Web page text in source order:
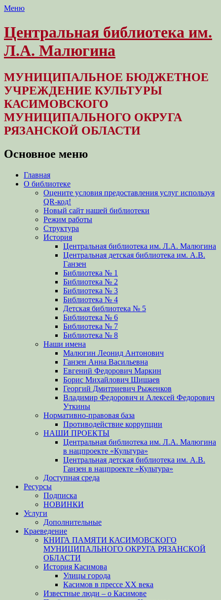
Меню
Центральная библиотека им.
Л.А. Малюгина
МУНИЦИПАЛЬНОЕ БЮДЖЕТНОЕ
УЧРЕЖДЕНИЕ КУЛЬТУРЫ
КАСИМОВСКОГО
МУНИЦИПАЛЬНОГО ОКРУГА
РЯЗАНСКОЙ ОБЛАСТИ
Основное меню
Перейти
содержимому
Главная
О библиотеке
Оцените условия предоставления услуг используя
QR-код!
Новый сайт нашей библиотеки
Режим работы
Структура
История
Центральная библиотека им. Л.А. Малюгина
Центральная детская библиотека им. А.В.
Ганзен
Библиотека № 1
Библиотека № 2
Библиотека № 3
Библиотека № 4
Детская библиотека № 5
Библиотека № 6
Библиотека № 7
Библиотека № 8
Наши имена
Малюгин Леонид Антонович
Ганзен Анна Васильевна
Евгений Федорович Маркин
Борис Михайлович Шишаев
Георгий Дмитриевич Рыженков
Владимир Федорович и Алексей Федорович
Уткины
Нормативно-правовая база
Противодействие коррупции
НАШИ ПРОЕКТЫ
Центральная библиотека им. Л.А. Малюгина
в нацпроекте «Культура»
Центральная детская библиотека им. А.В.
Ганзен в нацпроекте «Культура»
Доступная среда
Ресурсы
Подписка
НОВИНКИ
Услуги
Дополнительные
Краеведение
КНИГА ПАМЯТИ КАСИМОВСКОГО
МУНИЦИПАЛЬНОГО ОКРУГА РЯЗАНСКОЙ
ОБЛАСТИ
История Касимова
Улицы города
Касимов в прессе XX века
Известные люди – о Касимове